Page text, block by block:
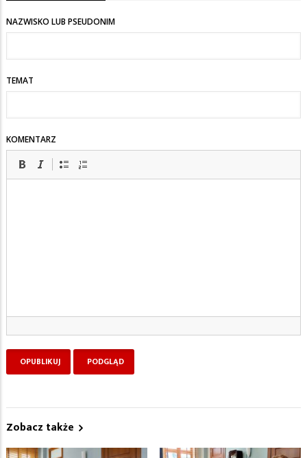
NAZWISKO LUB PSEUDONIM
TEMAT
KOMENTARZ
Zobacz także